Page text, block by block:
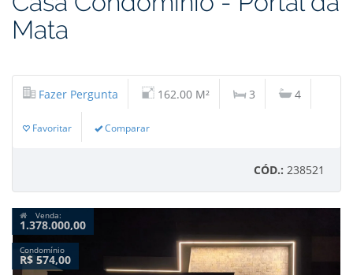
Mata
Fazer Pergunta 162.00 M² 3 4
Favoritar Comparar
CÓD.: 238521
Venda:
1.378.000,00
Condomínio
R$ 574,00